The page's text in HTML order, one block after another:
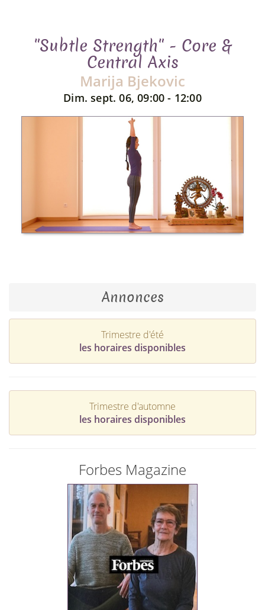
"Subtle Strength" - Core &
Central Axis
Marija Bjekovic
Dim. sept. 06, 09:00 - 12:00
Annonces
Trimestre d'été
les horaires disponibles
Trimestre d'automne
les horaires disponibles
Forbes Magazine